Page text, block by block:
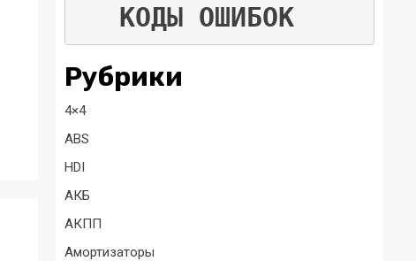
КОДЫ ОШИБОК
Рубрики
4×4
ABS
HDI
АКБ
АКПП
Амортизаторы